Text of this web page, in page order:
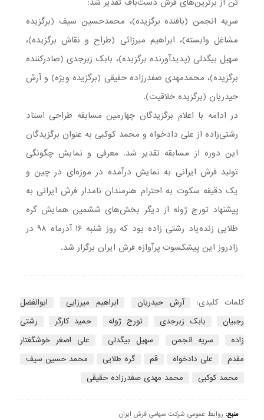
سریه انجمن (بافنده برگزیده)، محمدحسین سیف (برگزیده
مشاغل وابسته)، ابراهیم میرزائی (طراح و نقاش برگزیده)،
سهیل بیگدلی (پدیدآورنده برگزیده)، بابک زبرجدی (صادرکننده
برگزیده)، محمدمهدی صفدرزاده حقیقی (برگزیده ویژه) و آرش
حیدریان (برگزیده خلاقیت).
در ادامه با اعلام برگزیدگان چهارمین مسابقه طراحی استاد
رشتی‌زاده از علی دادخواه و محمد کوکبی به عنوان برگزیدگان
این دوره از مسابقه تقدیر شد. معرفی و نمایش چگونگی
تولید فرش ایرانی به نمایش درآمده در موزه‌ای در چین و
یک دقیقه سکوت به احترام هنرمندان نامدار فرش ایرانی به
پیشنهاد تورج ژوله از دیگر بخش‌های ششمین همایش گره
طلایی زنده‌یاد رشتی زاده بود که روز شنبه ۱۶ آذرماه ۹۸ در
زادروز این پیشکسوت پرآوازه فرش ایران برگزار شد.
کلمات کلیدی: آرش حیدریان ابراهیم میرزایی
ابوالفضل
رجبیان
بابک زبرجدی تورج ژوله حمید کارگر
رشتی
زاده
سریه انجمن سهیل بیگدلی
علی اصغر خوشگفتار
مقدم
علی دادخواه قم گره طلایی
محمد حسین سیف
محمد کوکبی
محمد مهدی صفدرزاده حقیقی
منبع: روابط عمومی شرکت سهامی فرش ایران